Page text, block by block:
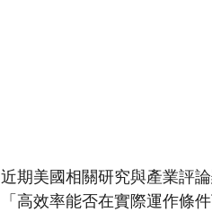
近期美國相關研究與產業評
「高效率能否在實際運作條